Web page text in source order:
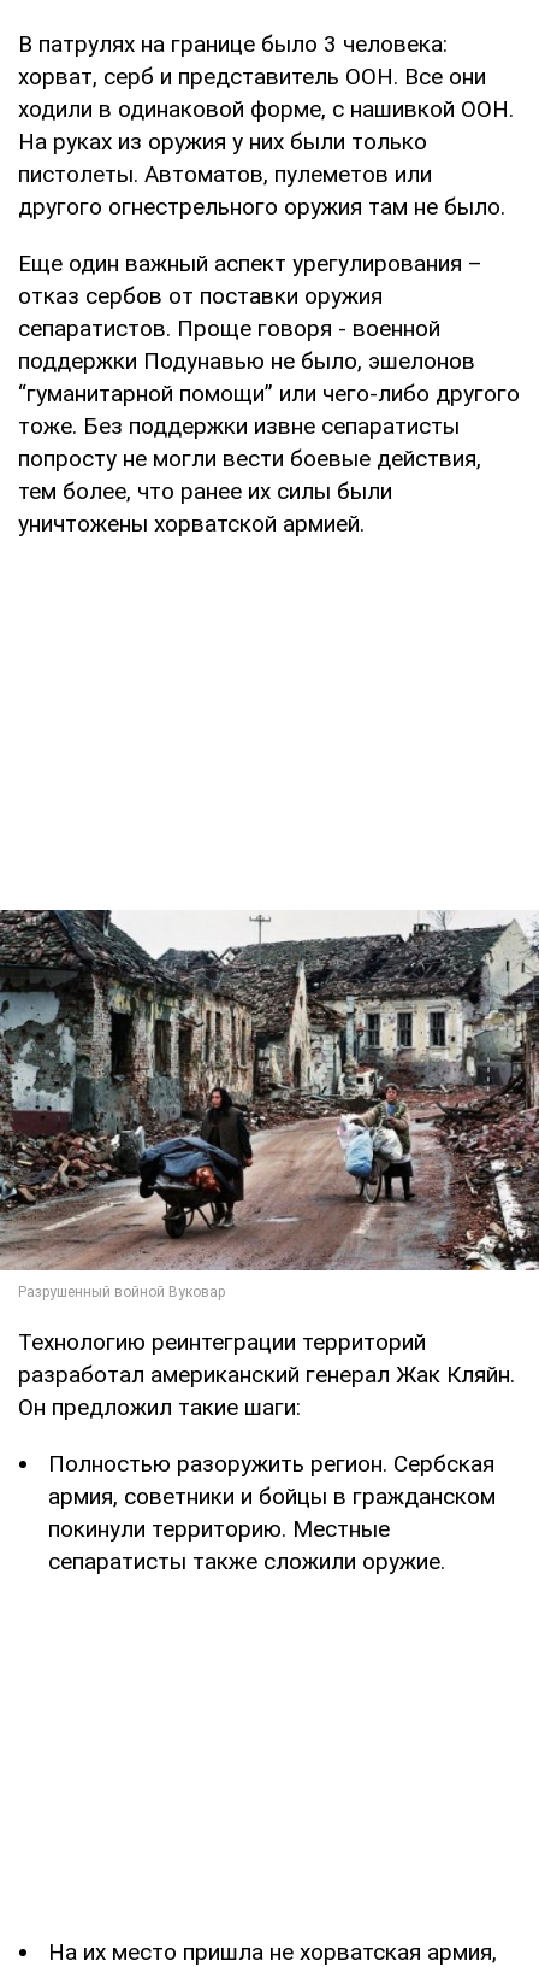
В патрулях на границе было 3 человека:
хорват, серб и представитель ООН. Все они
ходили в одинаковой форме, с нашивкой ООН.
На руках из оружия у них были только
пистолеты. Автоматов, пулеметов или
другого огнестрельного оружия там не было.
Еще один важный аспект урегулирования –
отказ сербов от поставки оружия
сепаратистов. Проще говоря - военной
поддержки Подунавью не было, эшелонов
“гуманитарной помощи” или чего-либо другого
тоже. Без поддержки извне сепаратисты
попросту не могли вести боевые действия,
тем более, что ранее их силы были
уничтожены хорватской армией.
Технологию реинтеграции территорий
разработал американский генерал Жак Кляйн.
Он предложил такие шаги:
Полностью разоружить регион. Сербская
армия, советники и бойцы в гражданском
покинули территорию. Местные
сепаратисты также сложили оружие.
На их место пришла не хорватская армия,